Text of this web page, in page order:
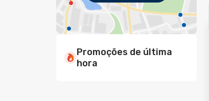
Promoções de última
hora